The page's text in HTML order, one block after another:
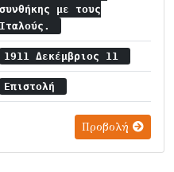
συνθήκης με τους
Ιταλούς.
1911 Δεκέμβριος 11
Επιστολή
Προβολή